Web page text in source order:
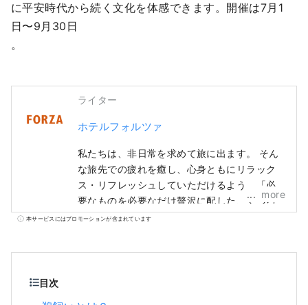
に平安時代から続く文化を体感できます。開催は7月1
日〜9月30日
。
ライター
ホテルフォルツァ
私たちは、非日常を求めて旅に出ます。 そん
な旅先での疲れを癒し、心身ともにリラック
ス・リフレッシュしていただけるよう、「必
要なものを必要なだけ贅沢に配した、くつろ
ぎと眠りを追求するスマートホテル」をコン
more
本サービスにはプロモーションが含まれています
目次